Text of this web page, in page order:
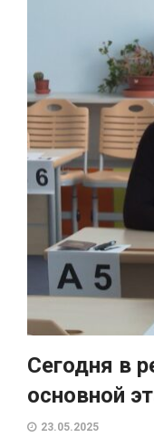
Сегодня в
основной
23.05.2025